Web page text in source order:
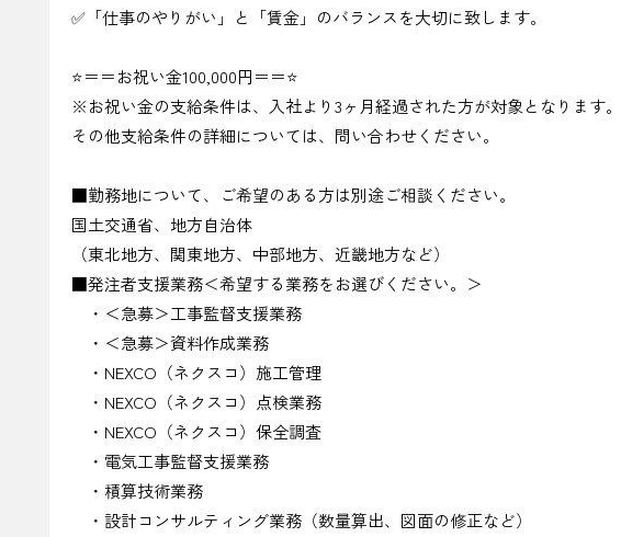
✅「仕事のやりがい」と「賃金」のバランスを大切に致します。
⭐＝＝お祝い金100,000円＝＝⭐
※お祝い金の支給条件は、入社より3ヶ月経過された方が対象となります。
その他支給条件の詳細については、問い合わせください。
■勤務地について、ご希望のある方は別途ご相談ください。
国土交通省、地方自治体
（東北地方、関東地方、中部地方、近畿地方など）
■発注者支援業務＜希望する業務をお選びください。＞
・＜急募＞工事監督支援業務
・＜急募＞資料作成業務
・NEXCO（ネクスコ）施工管理
・NEXCO（ネクスコ）点検業務
・NEXCO（ネクスコ）保全調査
・電気工事監督支援業務
・積算技術業務
・設計コンサルティング業務（数量算出、図面の修正など）